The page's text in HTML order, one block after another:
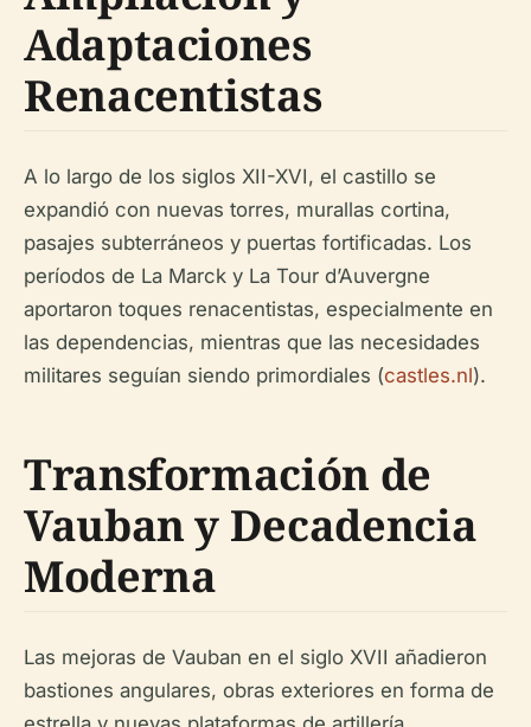
Adaptaciones
Renacentistas
A lo largo de los siglos XII-XVI, el castillo se
expandió con nuevas torres, murallas cortina,
pasajes subterráneos y puertas fortificadas. Los
períodos de La Marck y La Tour d’Auvergne
aportaron toques renacentistas, especialmente en
las dependencias, mientras que las necesidades
militares seguían siendo primordiales (castles.nl).
Transformación de
Vauban y Decadencia
Moderna
Las mejoras de Vauban en el siglo XVII añadieron
bastiones angulares, obras exteriores en forma de